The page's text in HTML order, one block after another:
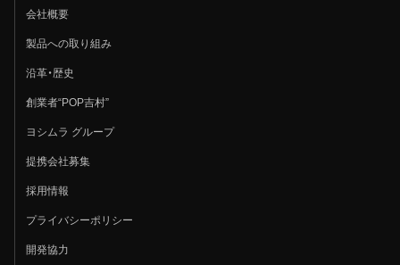
会社概要
製品への取り組み
沿革・歴史
創業者“POP吉村”
ヨシムラ グループ
提携会社募集
採用情報
プライバシーポリシー
開発協力